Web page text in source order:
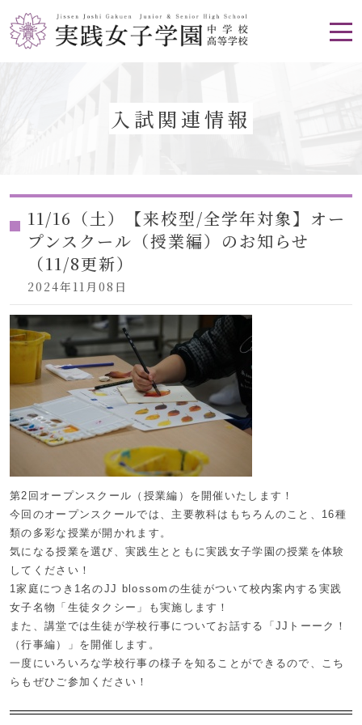
入試関連情報
11/16（土）【来校型/全学年対象】オー
プンスクール（授業編）のお知らせ
（11/8更新）
2024年11月08日
第2回オープンスクール（授業編）を開催いたします！
今回のオープンスクールでは、主要教科はもちろんのこと、16種
類の多彩な授業が開かれます。
気になる授業を選び、実践生とともに実践女子学園の授業を体験
してください！
1家庭につき1名のJJ blossomの生徒がついて校内案内する実践
女子名物「生徒タクシー」も実施します！
また、講堂では生徒が学校行事についてお話する「JJトーーク！
（行事編）」を開催します。
一度にいろいろな学校行事の様子を知ることができるので、こち
らもぜひご参加ください！